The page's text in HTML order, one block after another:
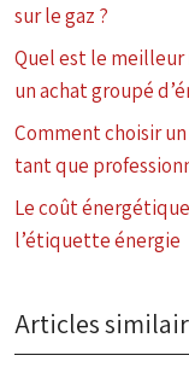
sur le gaz ?
Quel est le meilleur
un achat groupé
Comment choisir
tant que
Le coût
l’étiquette énergie
Articles